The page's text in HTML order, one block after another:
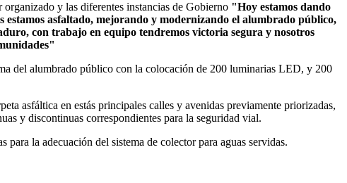
y las diferentes instancias de Gobierno "Hoy estamos dando
estamos asfaltado, mejorando y modernizando el alumbrado público,
con trabajo en equipo tendremos victoria segura y nosotros
del alumbrado público con la colocación de 200 luminarias LED, y 200
asfáltica en estás principales calles y avenidas previamente priorizadas,
y discontinuas correspondientes para la seguridad vial.
la adecuación del sistema de colector para aguas servidas.